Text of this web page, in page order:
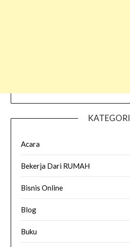
KATEGORI
Acara
Bekerja Dari RUMAH
Bisnis Online
Blog
Buku